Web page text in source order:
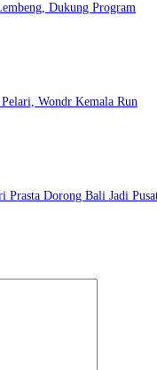
Dukung Program
Wondr Kemala Run
Dorong Bali Jadi